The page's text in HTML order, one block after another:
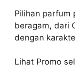
Pilihan parfum
beragam, dari
dengan
Lihat Promo